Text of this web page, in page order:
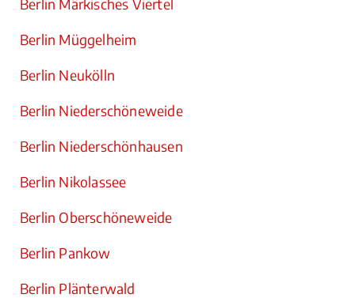
Berlin Märkisches Viertel
Berlin Müggelheim
Berlin Neukölln
Berlin Niederschöneweide
Berlin Niederschönhausen
Berlin Nikolassee
Berlin Oberschöneweide
Berlin Pankow
Berlin Plänterwald